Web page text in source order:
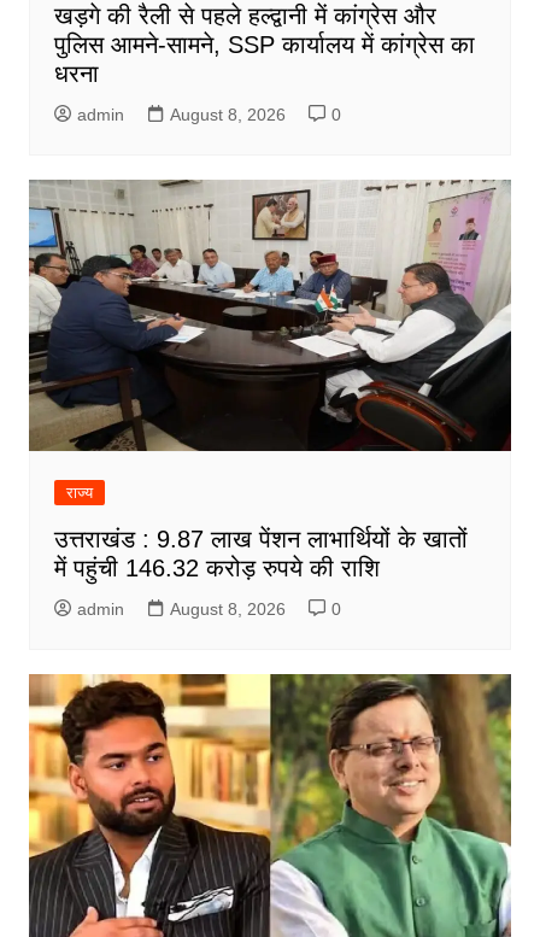
खड़गे की रैली से पहले हल्द्वानी में कांग्रेस और
पुलिस आमने-सामने, SSP कार्यालय में कांग्रेस का
धरना
admin August 8, 2026 0
राज्य
उत्तराखंड : 9.87 लाख पेंशन लाभार्थियों के खातों
में पहुंची 146.32 करोड़ रुपये की राशि
admin August 8, 2026 0